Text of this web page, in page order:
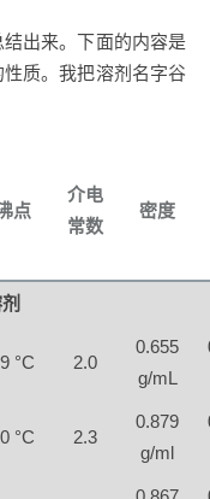
出来。下面的内容是
质。我把溶剂名字谷
点
介电
常数
密度
°C 2.0
0.655
g/mL
°C 2.3
0.879
g/ml